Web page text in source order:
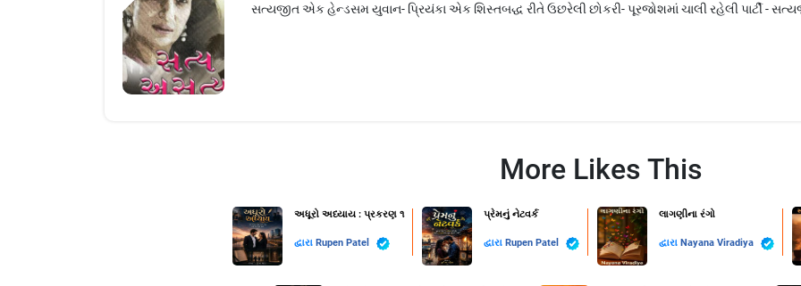
સત્યજીત એક હેન્ડસમ યુવાન- પ્રિયંકા એક શિસ્તબદ્ધ રીતે ઉછરેલી છોકરી- પૂરજોશમાં ચાલી રહેલી પાર્ટી -
More Likes This
અધૂરો અધ્યાય : પ્રકરણ ૧
દ્વારા Rupen Patel
પ્રેમનું નેટવર્ક
દ્વારા Rupen Patel
લાગણીના રંગો
દ્વારા Nayana Viradiya